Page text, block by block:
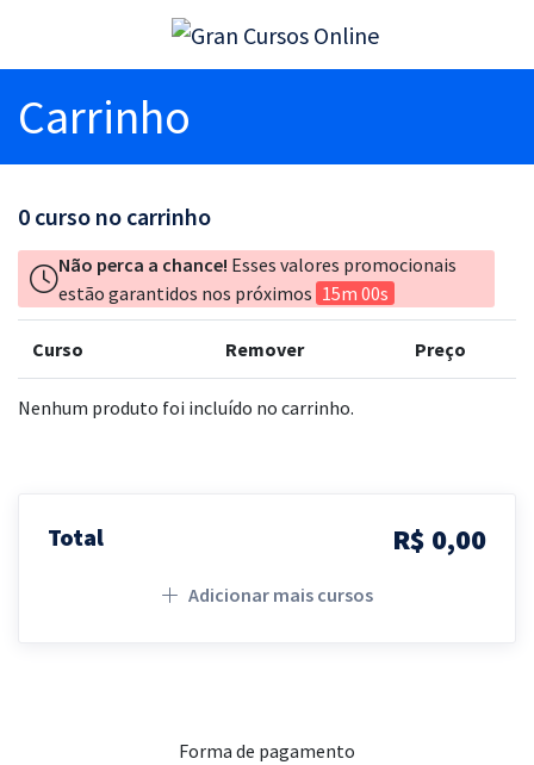
Carrinho
0 curso no carrinho
Não perca a chance! Esses valores promocionais
estão garantidos nos próximos 15m 00s
Curso Remover Preço
Nenhum produto foi incluído no carrinho.
Total R$ 0,00
Adicionar mais cursos
Forma de pagamento